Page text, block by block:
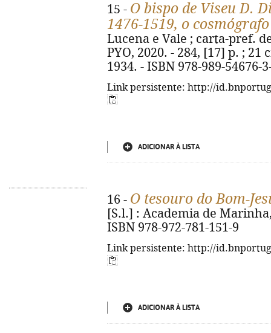
15 - O bispo de Viseu D.
1476-1519, o
Lucena e Vale ; carta-pref.
PYO, 2020. - 284, [17] p. ; 21
1934. - ISBN 978-989-54676-
Link persistente: http://
ADICIONAR À LISTA
16 - O tesouro do Bom-
[S.l.] : Academia de
ISBN 978-972-781-151-9
Link persistente: http://
ADICIONAR À LISTA